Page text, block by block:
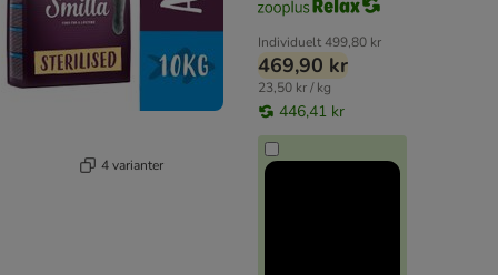
4 varianter
Individuelt499,80 kr
469,90 kr
23,50 kr / kg
446,41 kr